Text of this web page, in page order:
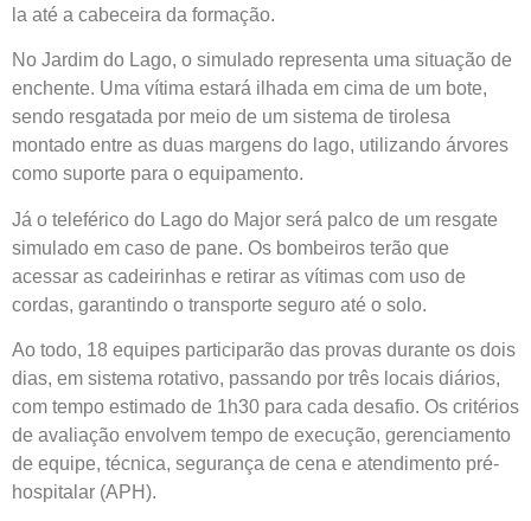
la até a cabeceira da formação.
No Jardim do Lago, o simulado representa uma situação de
enchente. Uma vítima estará ilhada em cima de um bote,
sendo resgatada por meio de um sistema de tirolesa
montado entre as duas margens do lago, utilizando árvores
como suporte para o equipamento.
Já o teleférico do Lago do Major será palco de um resgate
simulado em caso de pane. Os bombeiros terão que
acessar as cadeirinhas e retirar as vítimas com uso de
cordas, garantindo o transporte seguro até o solo.
Ao todo, 18 equipes participarão das provas durante os dois
dias, em sistema rotativo, passando por três locais diários,
com tempo estimado de 1h30 para cada desafio. Os critérios
de avaliação envolvem tempo de execução, gerenciamento
de equipe, técnica, segurança de cena e atendimento pré-
hospitalar (APH).